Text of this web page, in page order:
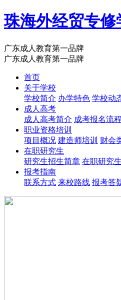
珠海外经贸专修
广东成人教育第一品牌
广东成人教育第一品牌
首页
关于学校
学校简介 办学特色 学校动
成人高考
成人高考简介 成考报名流程
职业资格培训
项目概况 建造师培训 财会
在职研究生
研究生招生简章 在职研究
报考指南
联系方式 来校路线 报考答